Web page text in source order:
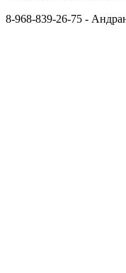
8-968-839-26-75 -